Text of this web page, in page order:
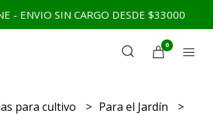
- ENVIO SIN CARGO DESDE $33000
0
para cultivo
Para el Jardín